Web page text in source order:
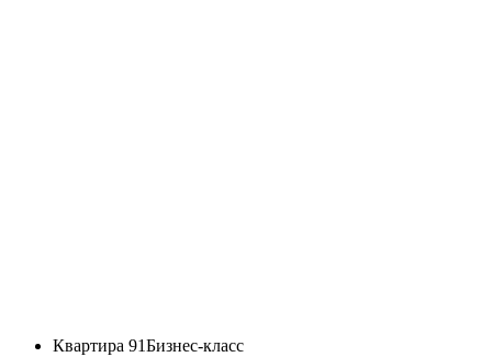
Квартира 91Бизнес-класс